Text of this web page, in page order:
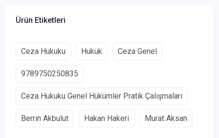
Ürün Etiketleri
Ceza Hukuku Hukuk Ceza Genel
9789750250835
Ceza Hukuku Genel Hükümler Pratik Çalışmaları
Berrin Akbulut Hakan Hakeri Murat Aksan